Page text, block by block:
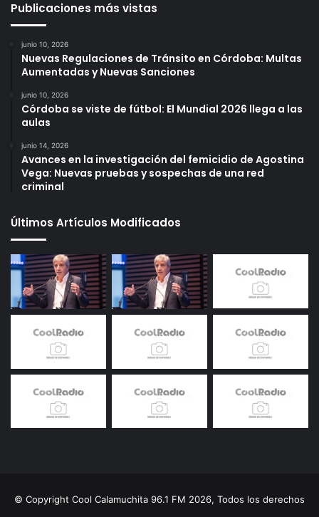
Publicaciones más vistas
junio 10, 2026
Nuevas Regulaciones de Tránsito en Córdoba: Multas
Aumentadas y Nuevas Sanciones
junio 10, 2026
Córdoba se viste de fútbol: El Mundial 2026 llega a las
aulas
junio 14, 2026
Avances en la investigación del femicidio de Agostina
Vega: Nuevas pruebas y sospechas de una red
criminal
Últimos Artículos Modificados
© Copyright Cool Calamuchita 96.1 FM 2026, Todos los derechos